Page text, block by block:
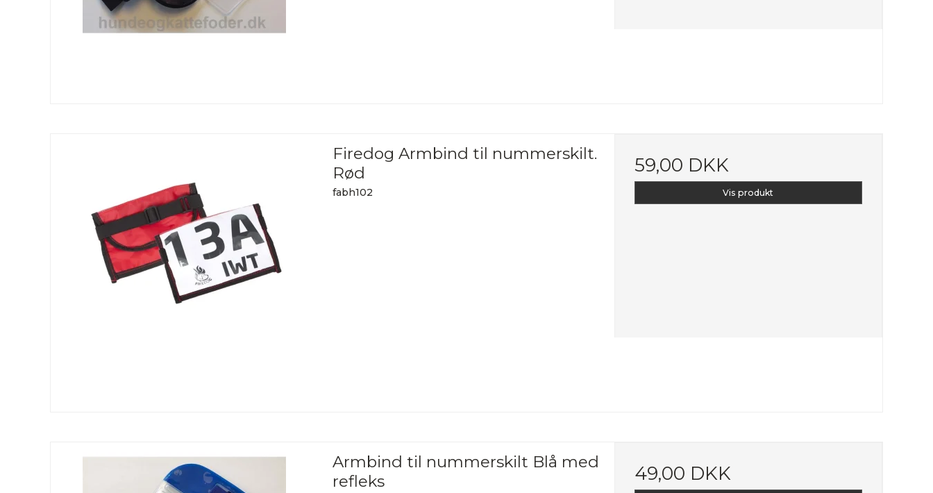
Firedog Armbind til nummerskilt.
Rød
fabh102
59,00 DKK
Vis produkt
Armbind til nummerskilt Blå med
refleks
49,00 DKK